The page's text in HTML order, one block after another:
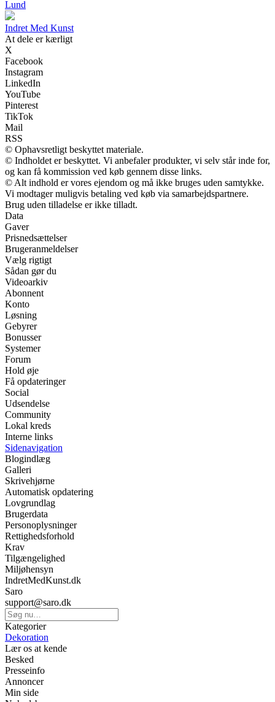
Lund
Indret Med Kunst
At dele er kærligt
X
Facebook
Instagram
LinkedIn
YouTube
Pinterest
TikTok
Mail
RSS
© Ophavsretligt beskyttet materiale.
© Indholdet er beskyttet. Vi anbefaler produkter, vi selv står inde for,
og kan få kommission ved køb gennem disse links.
© Alt indhold er vores ejendom og må ikke bruges uden samtykke.
Vi modtager muligvis betaling ved køb via samarbejdspartnere.
Brug uden tilladelse er ikke tilladt.
Data
Gaver
Prisnedsættelser
Brugeranmeldelser
Vælg rigtigt
Sådan gør du
Videoarkiv
Abonnent
Konto
Løsning
Gebyrer
Bonusser
Systemer
Forum
Hold øje
Få opdateringer
Social
Udsendelse
Community
Lokal kreds
Interne links
Sidenavigation
Blogindlæg
Galleri
Skrivehjørne
Automatisk opdatering
Lovgrundlag
Brugerdata
Personoplysninger
Rettighedsforhold
Krav
Tilgængelighed
Miljøhensyn
IndretMedKunst.dk
Saro
support@saro.dk
Kategorier
Dekoration
Lær os at kende
Besked
Presseinfo
Annoncer
Min side